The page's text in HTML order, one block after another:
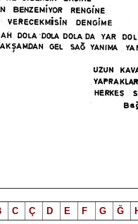
C Ç D E F G Ğ